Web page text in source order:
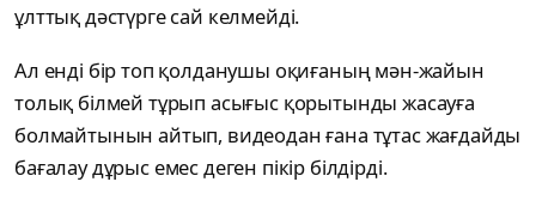
ұлттық дәстүрге сай келмейді.
Ал енді бір топ қолданушы оқиғаның мән-жайын
толық білмей тұрып асығыс қорытынды жасауға
болмайтынын айтып, видеодан ғана тұтас жағдайды
бағалау дұрыс емес деген пікір білдірді.